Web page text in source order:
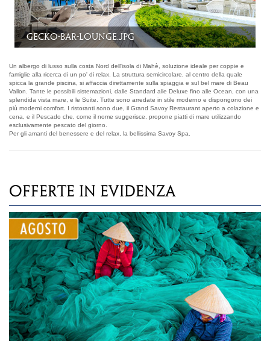
L'albergo
Un albergo di lusso sulla costa Nord dell'isola di Mahè, soluzione ideale per coppie e
famiglie alla ricerca di un po' di relax. La struttura semicircolare, al centro della quale
spicca la grande piscina, si affaccia direttamente sulla spiaggia e sul bel mare di Beau
Vallon. Tante le possibili sistemazioni, dalle Standard alle Deluxe fino alle Ocean, con una
splendida vista mare, e le Suite. Tutte sono arredate in stile moderno e dispongono dei
più moderni comfort. I ristoranti sono due, il Grand Savoy Restaurant aperto a colazione e
cena, e il Pescado che, come il nome suggerisce, propone piatti di mare utilizzando
esclusivamente pescato del giorno.
Per gli amanti del benessere e del relax, la bellissima Savoy Spa.
OFFERTE IN EVIDENZA